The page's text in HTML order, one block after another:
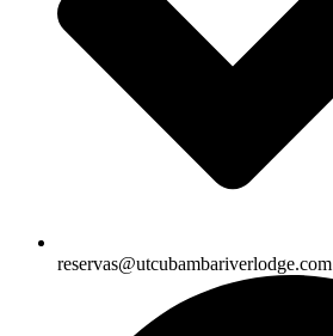
reservas@utcubambariverlodge.com